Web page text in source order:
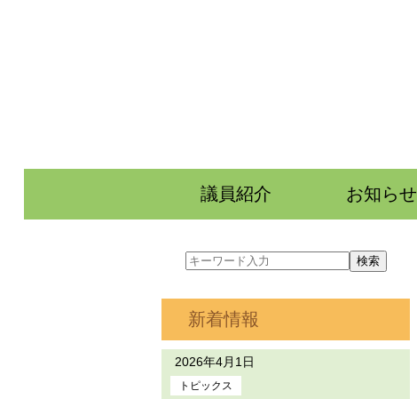
議員紹介 お知らせ
新着情報
2026年4月1日
トピックス